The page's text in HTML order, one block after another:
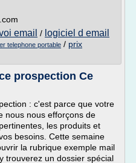
email / logiciel d email
telephone portable / prix
prospection Ce
: c'est parce que votre
nous nous efforçons de
les produits et
besoins. Cette semaine
la rubrique exemple mail
trouverez un dossier spécial